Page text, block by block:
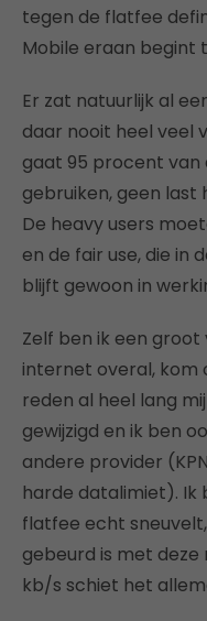
tegen de flatfee
Mobile eraan begint
Er zat natuurlijk al
daar nooit heel veel
gaat 95 procent
gebruiken, geen
De heavy users
en de fair use, die in
blijft gewoon in
Zelf ben ik een
internet overal, kom
reden al heel lang
gewijzigd en ik ben
andere provider
harde datalimiet). Ik
flatfee echt
gebeurd is met
kb/s schiet het